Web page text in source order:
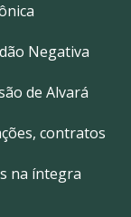
Negativa
de Alvará
contratos
na íntegra